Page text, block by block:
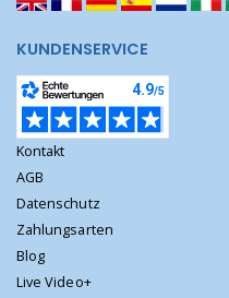
KUNDENSERVICE
Kontakt
AGB
Datenschutz
Zahlungsarten
Blog
Live Video+